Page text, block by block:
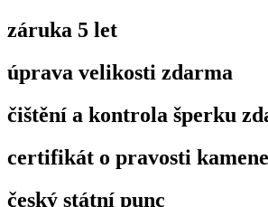
záruka 5 let
úprava velikosti zdarma
čištění a kontrola šperku
certifikát o pravosti kamene
český státní punc